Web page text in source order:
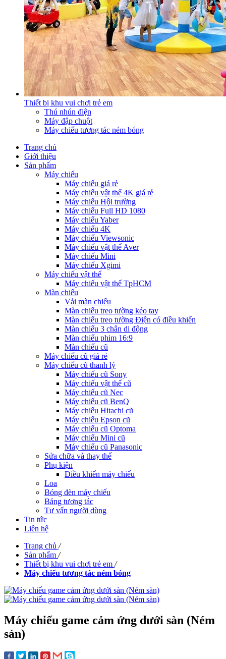
Thiết bị khu vui chơi trẻ em
Thú nhún điện
Máy đập chuột
Máy chiếu tương tác ném bóng
Trang chủ
Giới thiệu
Sản phẩm
Máy chiếu
Máy chiếu giá rẻ
Máy chiếu vật thể 4K giá rẻ
Máy chiếu Hội trường
Máy chiếu Full HD 1080
Máy chiếu Yaber
Máy chiếu 4K
Máy chiếu Viewsonic
Máy chiếu vật thể Aver
Máy chiếu Mini
Máy chiếu Xgimi
Máy chiếu vật thể
Máy chiếu vật thể TpHCM
Màn chiếu
Vải màn chiếu
Màn chiếu treo tường kéo tay
Màn chiếu treo tường Điện có điều khiển
Màn chiếu 3 chân di động
Màn chiếu phim 16:9
Màn chiếu cũ
Máy chiếu cũ giá rẻ
Máy chiếu cũ thanh lý
Máy chiếu cũ Sony
Máy chiếu vật thể cũ
Máy chiếu cũ Nec
Máy chiếu cũ BenQ
Máy chiếu Hitachi cũ
Máy chiếu Epson cũ
Máy chiếu cũ Optoma
Máy chiếu Mini cũ
Máy chiếu cũ Panasonic
Sửa chữa và thay thế
Phụ kiện
Điều khiển máy chiếu
Loa
Bóng đèn máy chiếu
Bảng tương tác
Tư vấn người dùng
Tin tức
Liên hệ
Trang chủ /
Sản phẩm /
Thiết bị khu vui chơi trẻ em /
Máy chiếu tương tác ném bóng
Máy chiếu game cảm ứng dưới sàn (Ném
sàn)